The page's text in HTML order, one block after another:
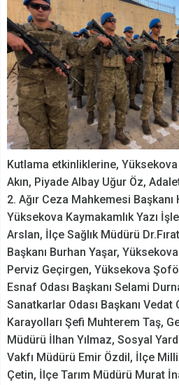
Kutlama etkinliklerine,
Akın, Piyade Albay Uğur Öz,
2. Ağır Ceza Mahkemesi
Yüksekova Kaymakamlık Yazı
Arslan, İlçe Sağlık Müdürü
Başkanı Burhan Yaşar,
Perviz Geçirgen, Yüksekova
Esnaf Odası Başkanı Selami
Sanatkarlar Odası Başkanı
Karayolları Şefi Muhterem Taş,
Müdürü İlhan Yılmaz, Sosyal
Vakfı Müdürü Emir Özdil, İlçe
Çetin, İlçe Tarım Müdürü Murat